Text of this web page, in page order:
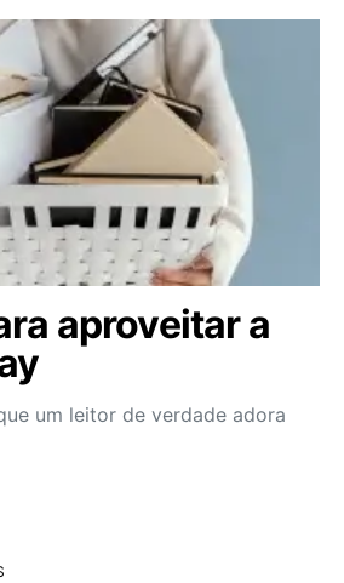
aproveitar a
um leitor de verdade adora